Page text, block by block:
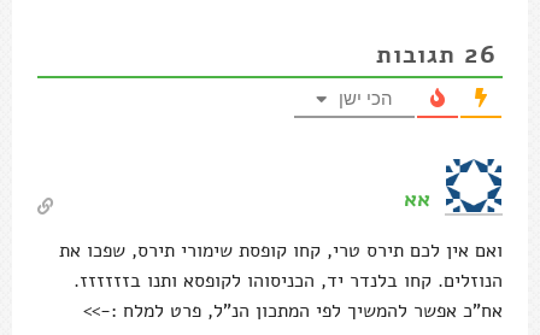
26 תגובות
הכי ישן
אא
ואם אין לכם תירס טרי, קחו קופסת שימורי תירס, שפכו את
הנוזלים. קחו בלנדר יד, הכניסוהו לקופסא ותנו בזזזזזז.
אח"כ אפשר להמשיך לפי המתכון הנ"ל, פרט למלח :->>